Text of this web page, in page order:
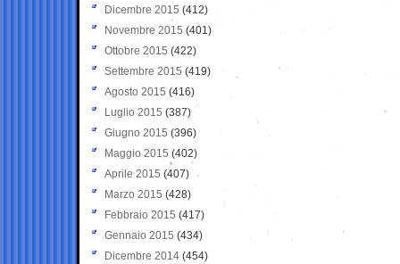
Dicembre 2015 (412)
Novembre 2015 (401)
Ottobre 2015 (422)
Settembre 2015 (419)
Agosto 2015 (416)
Luglio 2015 (387)
Giugno 2015 (396)
Maggio 2015 (402)
Aprile 2015 (407)
Marzo 2015 (428)
Febbraio 2015 (417)
Gennaio 2015 (434)
Dicembre 2014 (454)